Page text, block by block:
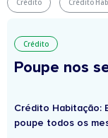
Crédito Crédito
Crédito
Poupe nos
Crédito Habitação:
poupe todos os